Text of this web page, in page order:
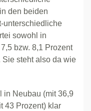
den beiden
unterschiedliche
sowohl in
bzw. 8,1 Prozent
steht also da wie
in Neubau (mit 36,9
43 Prozent) klar